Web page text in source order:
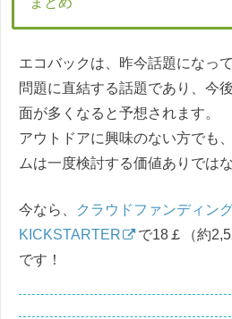
エコバックは、昨今話題になっ
問題に直結する話題であり、今
面が多くなると予想されます。
アウトドアに興味のない方でも
ムは一度検討する価値ありでは
今なら、
クラウドファンディン
KICKSTARTER
で18￡（約
です！